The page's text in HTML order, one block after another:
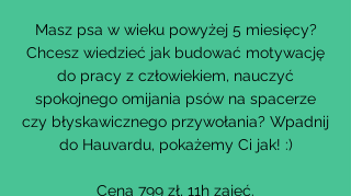
Masz psa w wieku powyżej 5 miesięcy?
Chcesz wiedzieć jak budować motywację
do pracy z człowiekiem, nauczyć
spokojnego omijania psów na spacerze
czy błyskawicznego przywołania? Wpadnij
do Hauvardu, pokażemy Ci jak! :)
Cena 799 zł, 11h zajęć.